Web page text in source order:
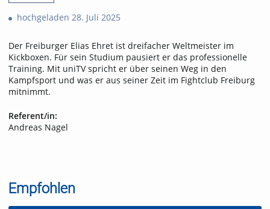
hochgeladen 28. Juli 2025
Der Freiburger Elias Ehret ist dreifacher Weltmeister im
Kickboxen. Für sein Studium pausiert er das professionelle
Training. Mit uniTV spricht er über seinen Weg in den
Kampfsport und was er aus seiner Zeit im Fightclub Freiburg
mitnimmt.
Referent/in:
Andreas Nagel
Empfohlen